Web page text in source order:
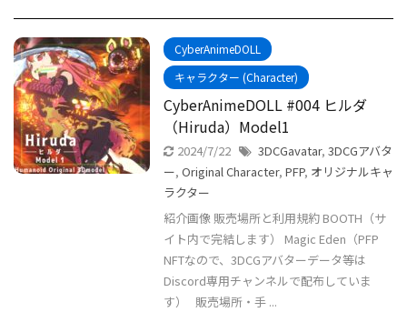
CyberAnimeDOLL
キャラクター (Character)
CyberAnimeDOLL #004 ヒルダ
（Hiruda）Model1
2024/7/22 3DCGavatar, 3DCGアバタ
ー, Original Character, PFP, オリジナルキャ
ラクター
紹介画像 販売場所と利用規約 BOOTH（サ
イト内で完結します） Magic Eden（PFP
NFTなので、3DCGアバターデータ等は
Discord専用チャンネルで配布していま
す） 販売場所・手 ...